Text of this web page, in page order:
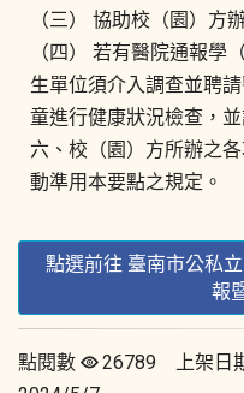
（三） 協助校（園）方
（四） 若有醫院通報學
生單位須介入調查並聘
童進行健康狀況檢查，
六、校（園）方所辦之
動準用本要點之規定。
點選前往 臺南市公私
報
點閱數 26789 上架日